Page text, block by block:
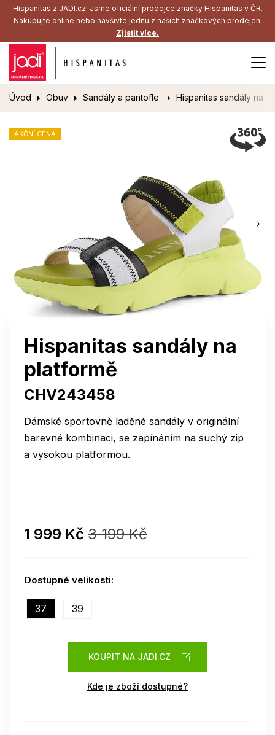
Hispanitas z JADI.cz! Jsme oficiální prodejce značky Hispanitas v ČR.
Nakupujte online nebo navšivte jednu z našich značkových prodejen.
Zjistit více.
Úvod Obuv Sandály a pantofle Hispanitas sandály na
AKČNÍ CENA
Hispanitas sandály na
platformě
CHV243458
Dámské sportovně laděné sandály v originální
barevné kombinaci, se zapínáním na suchý zip
a vysokou platformou.
1 999 Kč 3 199 Kč
Dostupné velikosti:
37 39
KOUPIT NA JADI.CZ
Kde je zboží dostupné?